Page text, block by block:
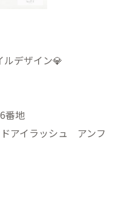
ルデザイン💎
番地
アイラッシュ アンフ